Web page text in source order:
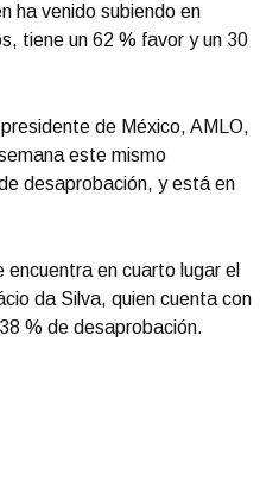
ha venido subiendo en
tiene un 62 % favor y un 30
de México, AMLO,
este mismo
desaprobación, y está en
en cuarto lugar el
da Silva, quien cuenta con
% de desaprobación.